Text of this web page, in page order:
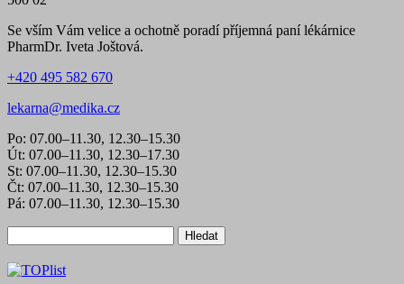
Se vším Vám velice a ochotně poradí příjemná paní lékárnice
PharmDr. Iveta Joštová.
+420 495 582 670
lekarna@medika.cz
Po: 07.00–11.30, 12.30–15.30
Út: 07.00–11.30, 12.30–17.30
St: 07.00–11.30, 12.30–15.30
Čt: 07.00–11.30, 12.30–15.30
Pá: 07.00–11.30, 12.30–15.30